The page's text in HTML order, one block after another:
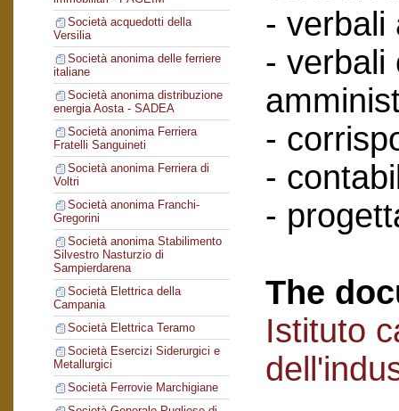
Società acquedotti della
Versilia
Società anonima delle ferriere
italiane
Società anonima distribuzione
energia Aosta - SADEA
Società anonima Ferriera
Fratelli Sanguineti
Società anonima Ferriera di
Voltri
Società anonima Franchi-
Gregorini
Società anonima Stabilimento
Silvestro Nasturzio di
Sampierdarena
Società Elettrica della
Campania
Società Elettrica Teramo
Società Esercizi Siderurgici e
Metallurgici
Società Ferrovie Marchigiane
- verbali
- verbali
-
-
-
The
Istituto